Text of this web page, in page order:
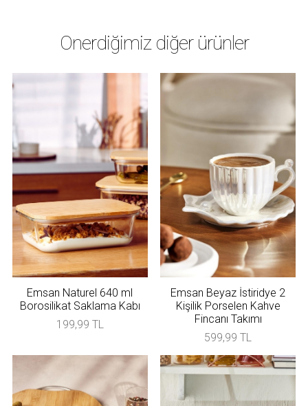
Önerdiğimiz diğer ürünler
Emsan Naturel 640 ml
Borosilikat Saklama Kabı
199,99 TL
Emsan Beyaz İstiridye 2
Kişilik Porselen Kahve
Fincanı Takımı
599,99 TL